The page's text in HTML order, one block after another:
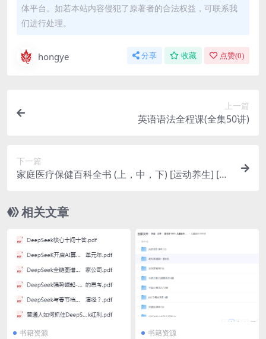
体平台。如若本站内容侵犯了原著者的合法权益，可联系我
们进行处理。
hongye 分享 收藏 点赞(0)
上一篇
英语语法全程课(全集50讲)
下一篇
家庭医疗保健百科全书 (上，中，下) [运动养生] [pd
相关文章
书籍资源 书籍资源